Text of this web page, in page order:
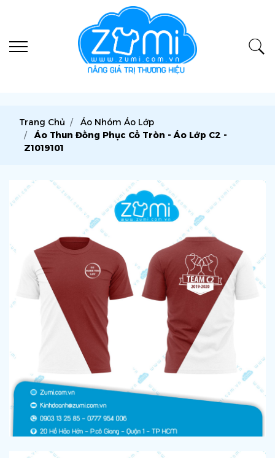
Trang Chủ
Áo Nhóm Áo Lớp
Áo Thun Đồng Phục Cổ Tròn - Áo Lớp C2 -
Z1019101